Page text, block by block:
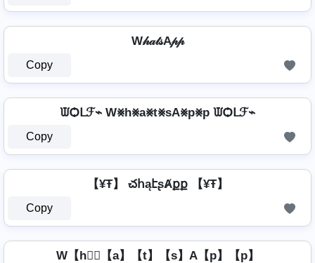
W𝒽𝒶𝓉𝓈A𝓅𝓅
Copy
ᙡѺᒪℱ⌁ W⨳h⨳a⨳t⨳sA⨳p⨳p ᙡѺᒪℱ⌁
Copy
【¥Ŧ】 చհąէʂȺքք 【¥Ŧ】
Copy
W【h】⃣【a】【t】【s】A【p】【p】